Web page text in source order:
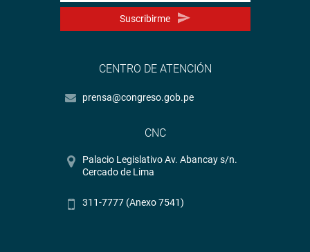
Suscribirme
CENTRO DE ATENCIÓN
prensa@congreso.gob.pe
CNC
Palacio Legislativo Av. Abancay s/n.
Cercado de Lima
311-7777 (Anexo 7541)